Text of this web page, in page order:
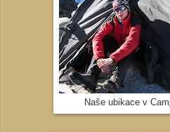
Naše ubikace v